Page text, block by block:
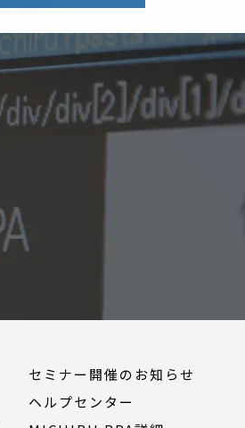
セミナー開催のお知らせ
ヘルプセンター